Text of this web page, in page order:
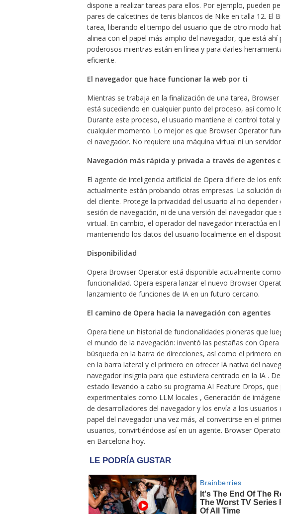
dispone a realizar tareas para ellos. Por ejemplo, pueden
pares de calcetines de tenis blancos de Nike en talla 12. El
tarea, liberando el tiempo del usuario que de otro modo
alinea con el papel más amplio del navegador, que está
poderosos mientras están en línea y para darles
eficiente.
El navegador que hace funcionar la web por ti
Mientras se trabaja en la finalización de una tarea,
está sucediendo en cualquier punto del proceso, así como
Durante este proceso, el usuario mantiene el control total
cualquier momento. Lo mejor es que Browser Operator
el navegador. No requiere una máquina virtual ni un
Navegación más rápida y privada a través de agentes
El agente de inteligencia artificial de Opera difiere de los
actualmente están probando otras empresas. La solución
del cliente. Protege la privacidad del usuario al no
sesión de navegación, ni de una versión del navegador
virtual. En cambio, el operador del navegador interactúa
manteniendo los datos del usuario localmente en el
Disponibilidad
Opera Browser Operator está disponible actualmente
funcionalidad. Opera espera lanzar el nuevo Browser
lanzamiento de funciones de IA en un futuro cercano.
El camino de Opera hacia la navegación con agentes
Opera tiene un historial de funcionalidades pioneras que
el mundo de la navegación: inventó las pestañas con
búsqueda en la barra de direcciones, así como el primero
en la barra lateral y el primero en ofrecer IA nativa del
navegador insignia para que estuviera centrado en la IA .
estado llevando a cabo su programa AI Feature Drops,
experimentales como LLM locales , Generación de
de desarrolladores del navegador y los envía a los
papel del navegador una vez más, al convertirse en el
usuarios, convirtiéndose así en un agente. Browser
en Barcelona hoy.